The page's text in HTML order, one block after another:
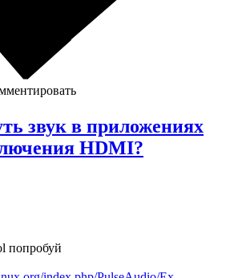
звук в приложениях
HDMI?
попробуй